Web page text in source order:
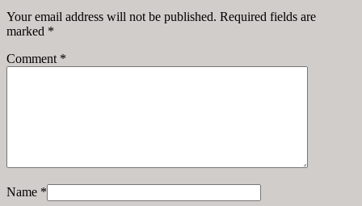
Your email address will not be published. Required fields are
marked *
Comment *
Name *